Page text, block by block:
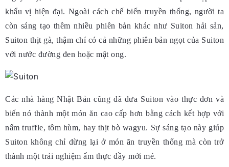
khẩu vị hiện đại. Ngoài cách chế biến truyền thống, người ta
còn sáng tạo thêm nhiều phiên bản khác như Suiton hải sản,
Suiton thịt gà, thậm chí có cả những phiên bản ngọt của Suiton
với nước đường đen hoặc mật ong.
Các nhà hàng Nhật Bản cũng đã đưa Suiton vào thực đơn và
biến nó thành một món ăn cao cấp hơn bằng cách kết hợp với
nấm truffle, tôm hùm, hay thịt bò wagyu. Sự sáng tạo này giúp
Suiton không chỉ dừng lại ở món ăn truyền thống mà còn trở
thành một trải nghiệm ẩm thực đầy mới mẻ.